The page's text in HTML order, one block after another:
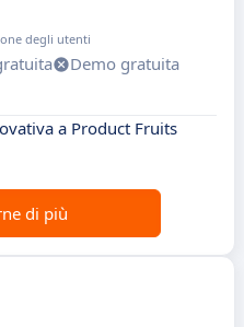
degli utenti
Demo gratuita
a Product Fruits
di più